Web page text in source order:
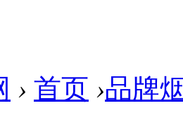
› 首页 ›品牌